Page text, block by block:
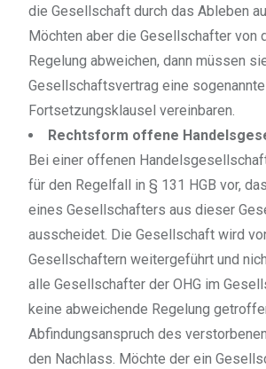
die Gesellschaft durch das Ableben
Möchten aber die Gesellschafter von
Regelung abweichen, dann müssen
Gesellschaftsvertrag eine sogenannte
Fortsetzungsklausel vereinbaren.
Rechtsform offene
Bei einer offenen
für den Regelfall in § 131 HGB vor,
eines Gesellschafters aus dieser
ausscheidet. Die Gesellschaft wird
Gesellschaftern weitergeführt und
alle Gesellschafter der OHG im
keine abweichende Regelung
Abfindungsanspruch des
den Nachlass. Möchte der ein